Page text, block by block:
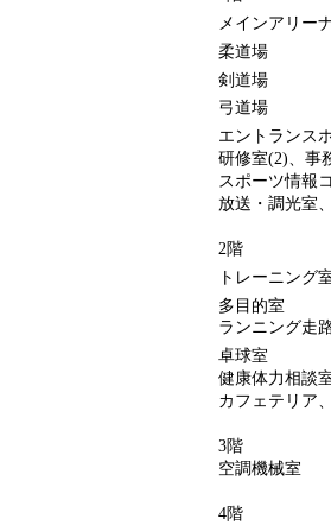
メインア
柔道場 (
剣道場 (
弓道場 (
エントラン
研修室(2)、事
スポーツ情報
放送・調光室
2階
トレーニン
多目的室 (
ランニング
卓球室 (
健康体力相談
カフェテリア
3階
空調機械室
4階